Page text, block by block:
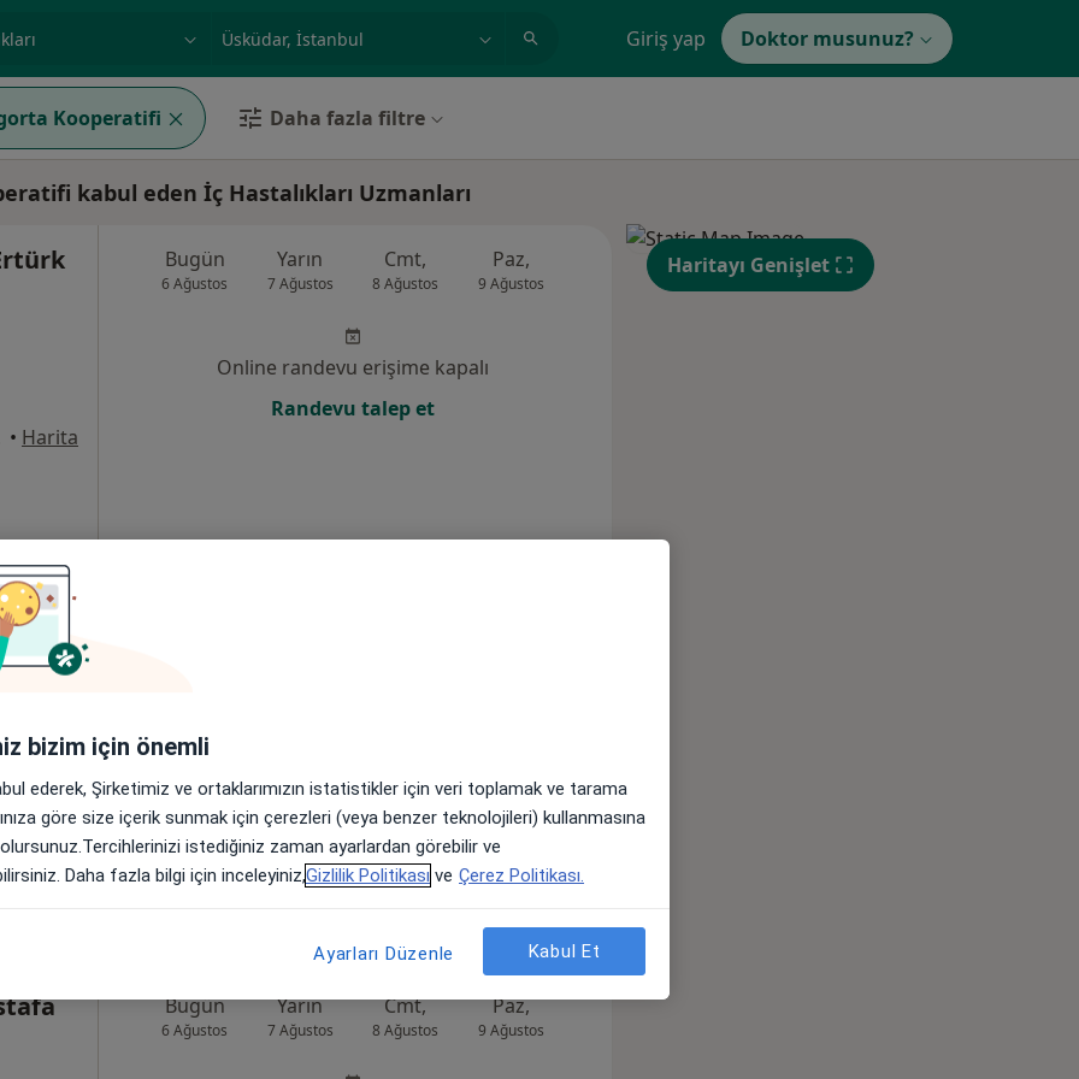
ilgi alanı ve hastalık, isimörnek: İstanbul Giriş yap Doktor musunuz?
Kooperatifi Daha fazla filtre
kabul eden İç Hastalıkları Uzmanları
• Harita
Bugün
6 Ağustos
Yarın
7 Ağustos
Cmt,
8 Ağustos
Paz,
9 Ağustos 10 Ağustos
Sal,
11 Ağustos
Çar,
12 Ağustos
Online randevu erişime kapalı
Randevu talep et
• Harita
Randevu talep et
Bugün
6 Ağustos
Yarın
7 Ağustos
Cmt,
8 Ağustos
Paz,
9 Ağustos
Pzt,
Haritayı Genişlet
bizim için önemli
ederek, Şirketimiz ve ortaklarımızın istatistikler için veri toplamak ve tarama
göre size içerik sunmak için çerezleri (veya benzer teknolojileri) kullanmasına
istediğiniz zaman ayarlardan görebilir ve
Daha fazla bilgi için inceleyiniz,Gizlilik Politikası ve Çerez Politikası.
Ayarları Düzenle Kabul Et